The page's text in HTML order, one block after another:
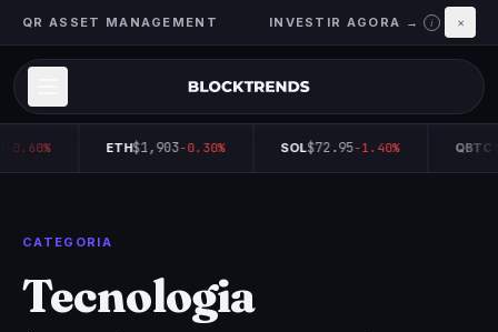
QR ASSET MANAGEMENT INVESTIR AGORA → i ×
-0.60% ETH$1,903-0.30% SOL$72.95-1.40%
CATEGORIA
Tecnologia